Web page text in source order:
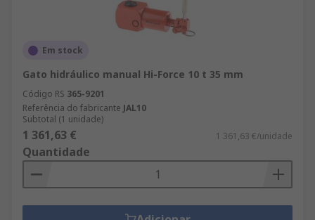
Em stock
Gato hidráulico manual Hi-Force 10 t 35 mm
Código RS 365-9201
Referência do fabricante JAL10
Subtotal (1 unidade)
1 361,63 € 1 361,63 €/unidade
Quantidade